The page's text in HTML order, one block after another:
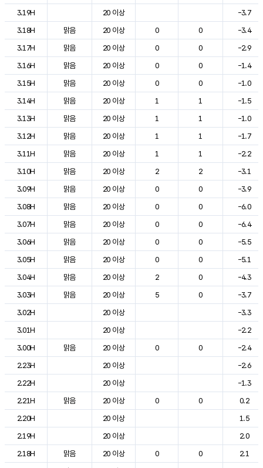
3.19H
20 이상
-3.7
3.18H
맑음 20 이상 0 0
-3.4
3.17H
맑음 20 이상 0 0
-2.9
3.16H
맑음 20 이상 0 0
-1.4
3.15H
맑음 20 이상 0 0
-1.0
3.14H
맑음 20 이상 1 1
-1.5
3.13H
맑음 20 이상 1 1
-1.0
3.12H
맑음 20 이상 1 1
-1.7
3.11H
맑음 20 이상 1 1
-2.2
3.10H
맑음 20 이상 2 2
-3.1
3.09H
맑음 20 이상 0 0
-3.9
3.08H
맑음 20 이상 0 0
-6.0
3.07H
맑음 20 이상 0 0
-6.4
3.06H
맑음 20 이상 0 0
-5.5
3.05H
맑음 20 이상 0 0
-5.1
3.04H
맑음 20 이상 2 0
-4.3
3.03H
맑음 20 이상 5 0
-3.7
3.02H
20 이상
-3.3
3.01H
20 이상
-2.2
3.00H
맑음 20 이상 0 0
-2.4
2.23H
20 이상
-2.6
2.22H
20 이상
-1.3
2.21H
맑음 20 이상 0 0
0.2
2.20H
20 이상
1.5
2.19H
20 이상
2.0
2.18H
맑음 20 이상 0 0
2.1